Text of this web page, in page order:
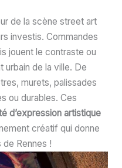
de la scène street art
investis. Commandes
jouent le contraste ou
urbain de la ville. De
murets, palissades
ou durables. Ces
d’expression artistique
créatif qui donne
Rennes !